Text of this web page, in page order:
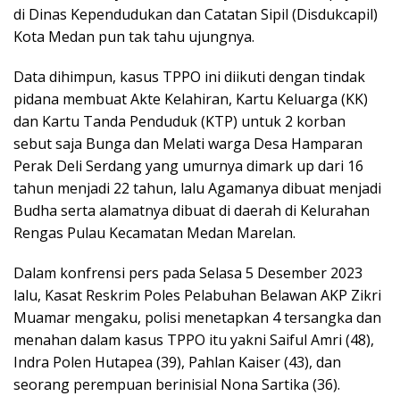
di Dinas Kependudukan dan Catatan Sipil (Disdukcapil)
Kota Medan pun tak tahu ujungnya.
Data dihimpun, kasus TPPO ini diikuti dengan tindak
pidana membuat Akte Kelahiran, Kartu Keluarga (KK)
dan Kartu Tanda Penduduk (KTP) untuk 2 korban
sebut saja Bunga dan Melati warga Desa Hamparan
Perak Deli Serdang yang umurnya dimark up dari 16
tahun menjadi 22 tahun, lalu Agamanya dibuat menjadi
Budha serta alamatnya dibuat di daerah di Kelurahan
Rengas Pulau Kecamatan Medan Marelan.
Dalam konfrensi pers pada Selasa 5 Desember 2023
lalu, Kasat Reskrim Poles Pelabuhan Belawan AKP Zikri
Muamar mengaku, polisi menetapkan 4 tersangka dan
menahan dalam kasus TPPO itu yakni Saiful Amri (48),
Indra Polen Hutapea (39), Pahlan Kaiser (43), dan
seorang perempuan berinisial Nona Sartika (36).